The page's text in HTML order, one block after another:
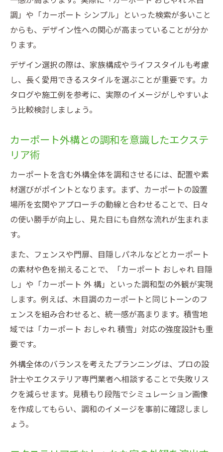
エクステリアで積雪と美観を両立させる考え方
エクステリアで積雪対応と美観を叶える設
計術
エクステリアとカーポートで強度と外観美
を追求
積雪エリアでもエクステリアに妥協しない
方法
エクステリアで積雪対策とデザイン性を両
立
調」や「カーポート シンプル」といった検索が多いこと
からも、デザイン性への関心が高まっていることが分か
ります。
デザイン選択の際は、家族構成やライフスタイルも考慮
し、長く愛用できるスタイルを選ぶことが重要です。カ
タログや施工例を参考に、実際のイメージがしやすいよ
う比較検討しましょう。
カーポート外構との調和を意識したエクステ
リア術
カーポートを含む外構全体を調和させるには、配置や素
材選びがポイントとなります。まず、カーポートの設置
場所を玄関やアプローチの動線と合わせることで、日々
の使い勝手が向上し、見た目にも自然な流れが生まれま
す。
また、フェンスや門扉、目隠しパネルなどとカーポート
の素材や色を揃えることで、「カーポート おしゃれ 目隠
し」や「カーポート 外 構」といった調和型の外観が実現
します。例えば、木目調のカーポートと同じトーンのフ
ェンスを組み合わせると、統一感が高まります。積雪地
域では「カーポート おしゃれ 積雪」対応の強度設計も重
要です。
外構全体のバランスを考えたプランニングは、プロの設
計士やエクステリア専門業者へ相談することで失敗リス
クを減らせます。見積もり段階でシミュレーション画像
を作成してもらい、調和のイメージを事前に確認しまし
ょう。